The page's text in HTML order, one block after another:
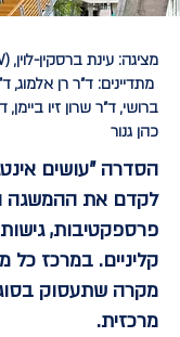
מציגה:
מתדיינים: ד"ר רן אלמוג,
ברושי, ד"ר שרון זיו
כהן גנור
הסדרה "עושים
לקדם את ההמשגה
פרספקטיבות, גישות
קליניים. במרכז
מקרה שתעסוק
מרכזית.